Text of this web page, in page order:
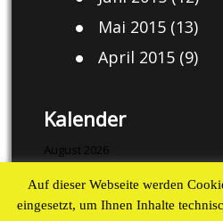
Mai 2015(13)
April 2015(9)
Kalender
August 2026
M D M D F
Auf dieser Webseite werden
eingesetzt, um Ihnen Inhalte